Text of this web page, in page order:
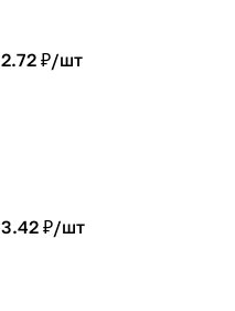
2.72 ₽/шт
3.42 ₽/шт